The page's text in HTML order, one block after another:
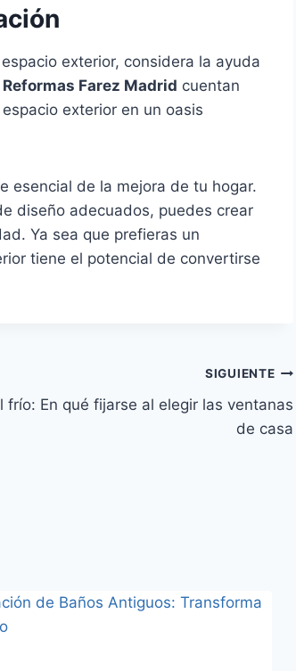
exterior, considera la ayuda
Reformas Farez Madrid cuentan
exterior en un oasis
esencial de la mejora de tu hogar.
diseño adecuados, puedes crear
Ya sea que prefieras un
tiene el potencial de convertirse
SIGUIENTE
frío: En qué fijarse al elegir las ventanas
de casa